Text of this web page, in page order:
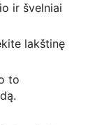
ir švelniai
lakštinę
to